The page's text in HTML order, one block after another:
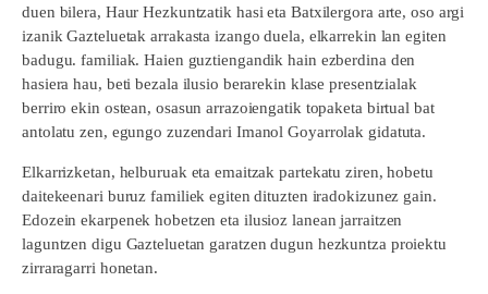
duen bilera, Haur Hezkuntzatik hasi eta Batxilergora arte, oso argi
izanik Gazteluetak arrakasta izango duela, elkarrekin lan egiten
badugu. familiak. Haien guztiengandik hain ezberdina den
hasiera hau, beti bezala ilusio berarekin klase presentzialak
berriro ekin ostean, osasun arrazoiengatik topaketa birtual bat
antolatu zen, egungo zuzendari Imanol Goyarrolak gidatuta.
Elkarrizketan, helburuak eta emaitzak partekatu ziren, hobetu
daitekeenari buruz familiek egiten dituzten iradokizunez gain.
Edozein ekarpenek hobetzen eta ilusioz lanean jarraitzen
laguntzen digu Gazteluetan garatzen dugun hezkuntza proiektu
zirraragarri honetan.